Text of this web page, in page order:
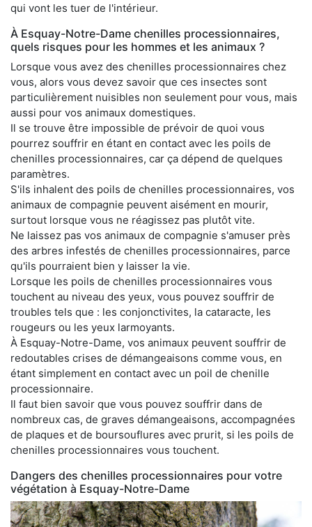
qui vont les tuer de l'intérieur.
À Esquay-Notre-Dame chenilles processionnaires,
quels risques pour les hommes et les animaux ?
Lorsque vous avez des chenilles processionnaires chez
vous, alors vous devez savoir que ces insectes sont
particulièrement nuisibles non seulement pour vous, mais
aussi pour vos animaux domestiques.
Il se trouve être impossible de prévoir de quoi vous
pourrez souffrir en étant en contact avec les poils de
chenilles processionnaires, car ça dépend de quelques
paramètres.
S'ils inhalent des poils de chenilles processionnaires, vos
animaux de compagnie peuvent aisément en mourir,
surtout lorsque vous ne réagissez pas plutôt vite.
Ne laissez pas vos animaux de compagnie s'amuser près
des arbres infestés de chenilles processionnaires, parce
qu'ils pourraient bien y laisser la vie.
Lorsque les poils de chenilles processionnaires vous
touchent au niveau des yeux, vous pouvez souffrir de
troubles tels que : les conjonctivites, la cataracte, les
rougeurs ou les yeux larmoyants.
À Esquay-Notre-Dame, vos animaux peuvent souffrir de
redoutables crises de démangeaisons comme vous, en
étant simplement en contact avec un poil de chenille
processionnaire.
Il faut bien savoir que vous pouvez souffrir dans de
nombreux cas, de graves démangeaisons, accompagnées
de plaques et de boursouflures avec prurit, si les poils de
chenilles processionnaires vous touchent.
Dangers des chenilles processionnaires pour votre
végétation à Esquay-Notre-Dame